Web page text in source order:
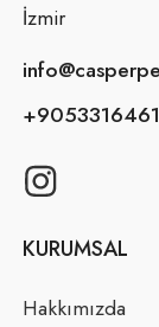
İzmir
KURUMSAL
Hakkımızda